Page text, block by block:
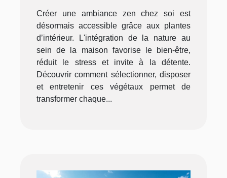
Créer une ambiance zen chez soi est
désormais accessible grâce aux plantes
d’intérieur. L'intégration de la nature au
sein de la maison favorise le bien-être,
réduit le stress et invite à la détente.
Découvrir comment sélectionner, disposer
et entretenir ces végétaux permet de
transformer chaque...